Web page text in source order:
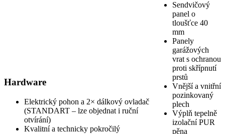
Hardware
Elektrický pohon a 2× dálkový ovladač
(STANDART – lze objednat i ruční
otvírání)
Kvalitní a technicky pokročilý
Sendvičový
panel o
tloušťce 40
mm
Panely
garážových
vrat s ochranou
proti skřípnutí
prstů
Vnější a vnitřní
pozinkovaný
plech
Výplň tepelně
izolační PUR
pěna